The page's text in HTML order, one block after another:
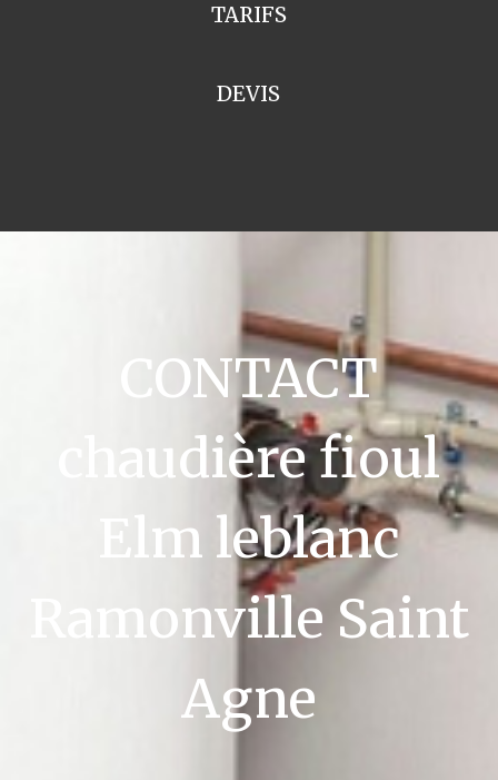
TARIFS
DEVIS
CONTACT
chaudière fioul
Elm leblanc
Ramonville Saint
Agne